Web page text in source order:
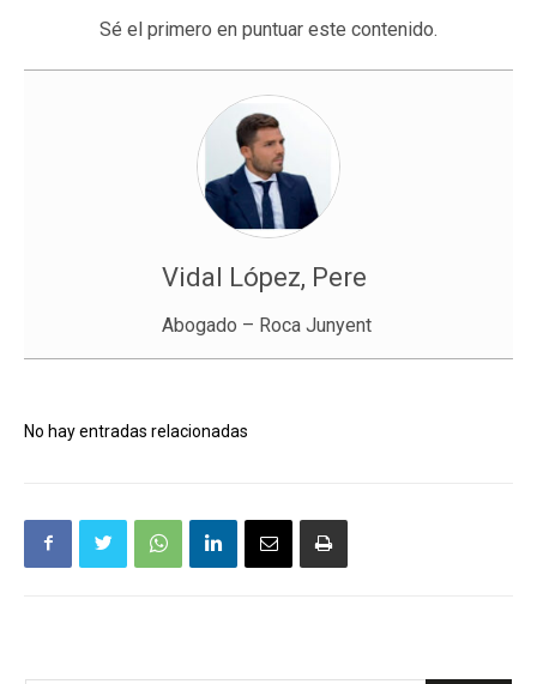
Sé el primero en puntuar este contenido.
Vidal López, Pere
Abogado – Roca Junyent
No hay entradas relacionadas